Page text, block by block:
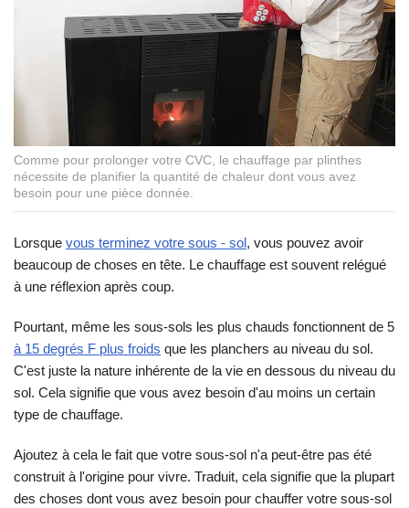
Comme pour prolonger votre CVC, le chauffage par plinthes
nécessite de planifier la quantité de chaleur dont vous avez
besoin pour une pièce donnée.
Lorsque vous terminez votre sous - sol, vous pouvez avoir
beaucoup de choses en tête. Le chauffage est souvent relégué
à une réflexion après coup.
Pourtant, même les sous-sols les plus chauds fonctionnent de 5
à 15 degrés F plus froids que les planchers au niveau du sol.
C'est juste la nature inhérente de la vie en dessous du niveau du
sol. Cela signifie que vous avez besoin d'au moins un certain
type de chauffage.
Ajoutez à cela le fait que votre sous-sol n'a peut-être pas été
construit à l'origine pour vivre. Traduit, cela signifie que la plupart
des choses dont vous avez besoin pour chauffer votre sous-sol